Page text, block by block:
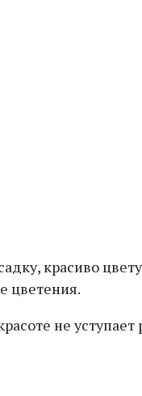
красиво
цветения.
не уступает